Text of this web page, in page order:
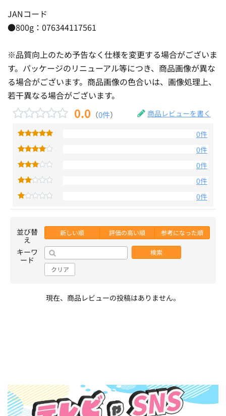
JANコード
●800g：076344117561
※品質向上のため予告なく仕様を変更する場合がございま
す。パッケージのリニューアル等につき、商品画像が異な
る場合がございます。商品画像の色合いは、画像処理上、
若干異なる場合がございます。
0.0 （0件） 商品レビューを書く
0件
0件
0件
0件
0件
並び替
え
新しい順 評価の高い順 参考になった順
キーワ
ード
検索
クリア
現在、商品レビューの投稿はありません。